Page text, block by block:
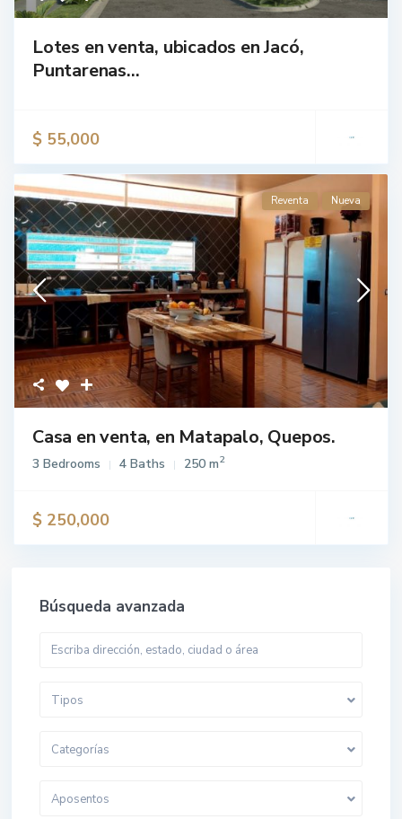
Lotes en venta, ubicados en Jacó,
Puntarenas...
$ 55,000
Reventa Nueva
Casa en venta, en Matapalo, Quepos.
3 Bedrooms 4 Baths 250 m2
$ 250,000
Búsqueda avanzada
Tipos
Categorías
Aposentos